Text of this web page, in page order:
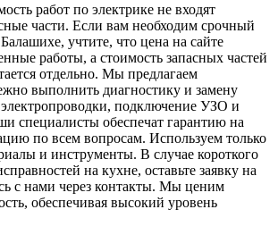
работ по электрике не входят
части. Если вам необходим срочный
учтите, что цена на сайте
работы, а стоимость запасных частей
отдельно. Мы предлагаем
выполнить диагностику и замену
подключение УЗО и
специалисты обеспечат гарантию на
по всем вопросам. Используем только
и инструменты. В случае короткого
на кухне, оставьте заявку на
с нами через контакты. Мы ценим
обеспечивая высокий уровень